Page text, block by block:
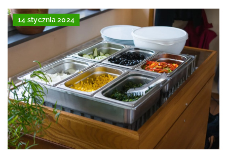
14 stycznia 2024